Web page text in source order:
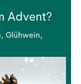
Advent?
Glühwein,